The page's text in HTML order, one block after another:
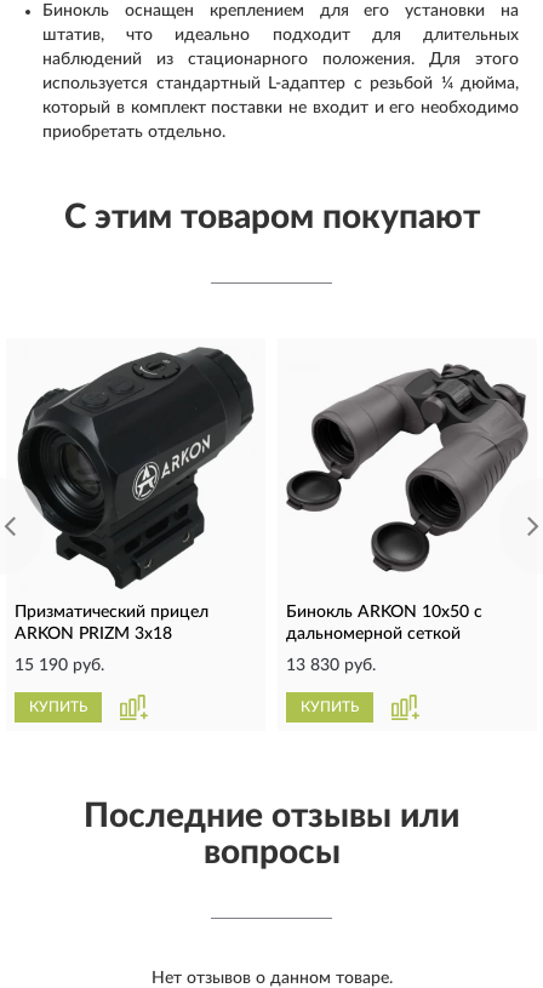
Бинокль оснащен креплением для его установки на
штатив, что идеально подходит для длительных
наблюдений из стационарного положения. Для этого
используется стандартный L-адаптер с резьбой ¼ дюйма,
который в комплект поставки не входит и его необходимо
приобретать отдельно.
С этим товаром покупают
Призматический прицел
ARKON PRIZM 3x18
15 190 руб.
КУПИТЬ
Бинокль ARKON 10x50 с
дальномерной сеткой
13 830 руб.
КУПИТЬ
Последние отзывы или
вопросы
Нет отзывов о данном товаре.